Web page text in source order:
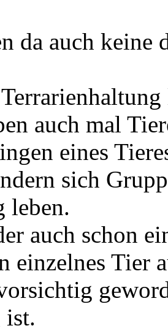
da auch keine
auch mal
eines
sich
leben.
auch schon
einzelnes Tier
ist.